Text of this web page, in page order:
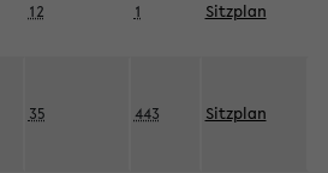
12 1 Sitzplan
35 443 Sitzplan